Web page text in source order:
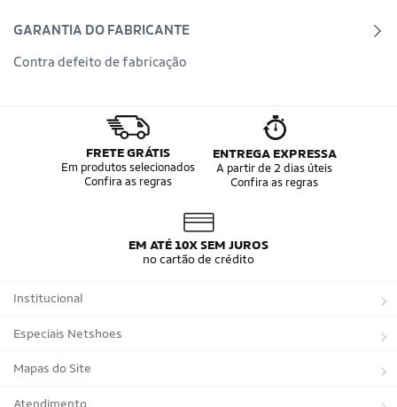
GARANTIA DO FABRICANTE
Contra defeito de fabricação
FRETE GRÁTIS
Em produtos selecionados
Confira as regras
ENTREGA EXPRESSA
A partir de 2 dias úteis
Confira as regras
EM ATÉ 10X SEM JUROS
no cartão de crédito
Institucional
Sobre a Netshoes
Política de Privacidade
Programa de Afiliados
Especiais Netshoes
Suplementos
Corrida
Mapas do Site
Marcas
Atendimento